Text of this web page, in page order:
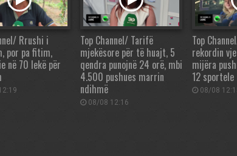
Rrushi i
por pa fitim,
në 70 lekë për
Top Channel/ Tarifë
mjekësore për të huajt, 5
qendra punojnë 24 orë, mbi
4.500 pushues marrin
ndihmë
08/08 12:16
Top
rekordin
mijëra
12 sportele
08/08